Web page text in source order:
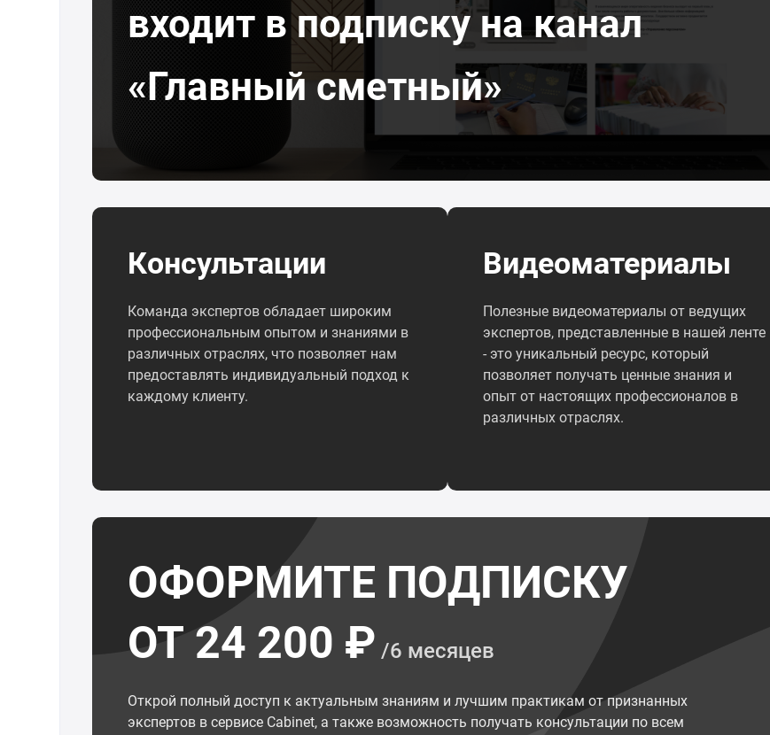
входит в подписку на канал
«Главный сметный»
Консультации
Команда экспертов обладает широким
профессиональным опытом и знаниями в
различных отраслях, что позволяет нам
предоставлять индивидуальный подход к
каждому клиенту.
Видеоматериалы
Полезные видеоматериалы от ведущих
экспертов, представленные в нашей ленте
- это уникальный ресурс, который
позволяет получать ценные знания и
опыт от настоящих профессионалов в
различных отраслях.
ОФОРМИТЕ ПОДПИСКУ
ОТ 24 200 ₽ /6 месяцев
Открой полный доступ к актуальным знаниям и лучшим практикам от признанных
экспертов в сервисе Cabinet, а также возможность получать консультации по всем